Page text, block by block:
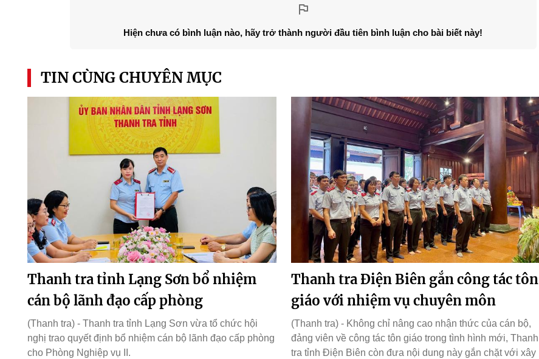
Hiện chưa có bình luận nào, hãy trở thành người đầu tiên bình luận cho bài biết này!
TIN CÙNG CHUYÊN MỤC
Thanh tra tỉnh Lạng Sơn bổ nhiệm
cán bộ lãnh đạo cấp phòng
(Thanh tra) - Thanh tra tỉnh Lạng Sơn vừa tổ chức hội
nghị trao quyết định bổ nhiệm cán bộ lãnh đạo cấp phòng
cho Phòng Nghiệp vụ II.
Thanh tra Điện Biên gắn công tác tôn
giáo với nhiệm vụ chuyên môn
(Thanh tra) - Không chỉ nâng cao nhận thức của cán bộ,
đảng viên về công tác tôn giáo trong tình hình mới, Thanh
tra tỉnh Điện Biên còn đưa nội dung này gắn chặt với xây